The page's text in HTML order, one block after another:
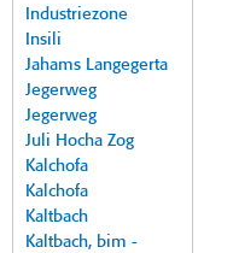
Industriezone
Insili
Jahams Langegerta
Jegerweg
Jegerweg
Juli Hocha Zog
Kalchofa
Kalchofa
Kaltbach
Kaltbach, bim -